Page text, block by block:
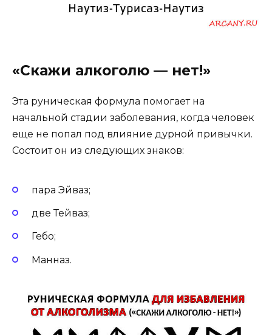
«Скажи алкоголю — нет!»
Эта руническая формула помогает на
начальной стадии заболевания, когда человек
еще не попал под влияние дурной привычки.
Состоит он из следующих знаков:
пара Эйваз;
две Тейваз;
Гебо;
Манназ.